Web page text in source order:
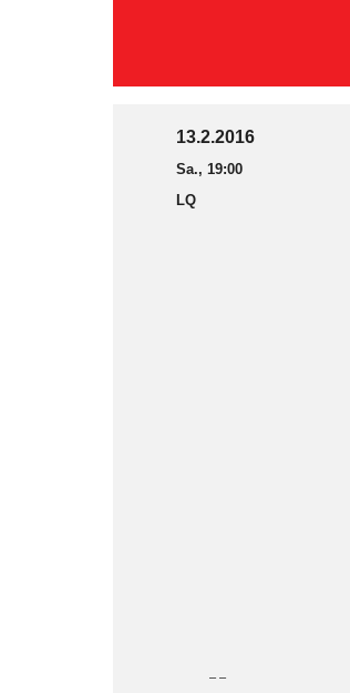
13.2.2016
Sa., 19:00
LQ
– –